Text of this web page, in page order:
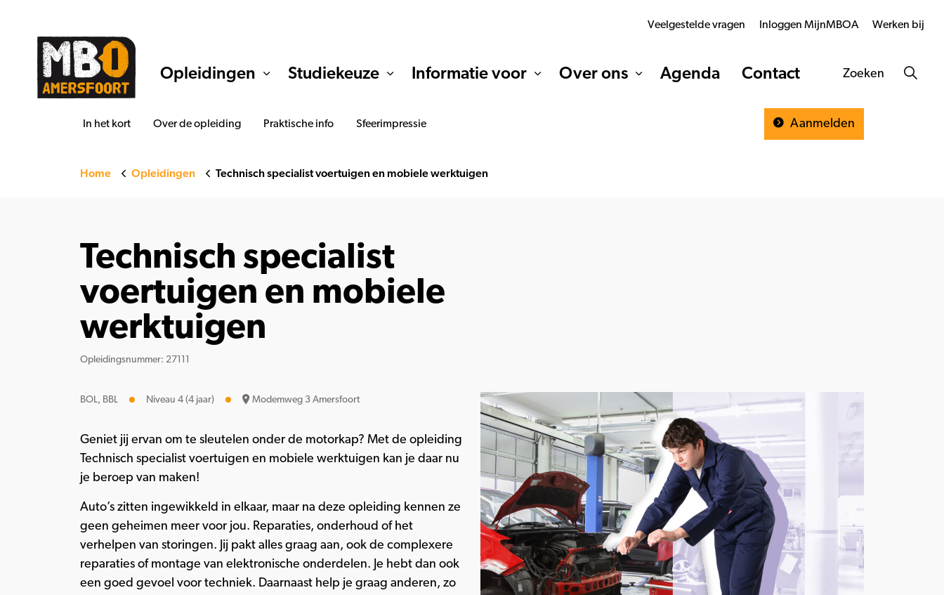
Opleidingen Studiekeuze Informatie voor Over ons Agenda Contact
Veelgestelde vragen Inloggen MijnMBOA Werken bij
Zoeken
In het kort Over de opleiding Praktische info Sfeerimpressie Aanmelden
Home Opleidingen Technisch specialist voertuigen en mobiele werktuigen
Technisch specialist
voertuigen en mobiele
werktuigen
Opleidingsnummer: 27111
BOL, BBL Niveau 4 (4 jaar) Modemweg 3 Amersfoort
Geniet jij ervan om te sleutelen onder de motorkap? Met de opleiding
Technisch specialist voertuigen en mobiele werktuigen kan je daar nu
je beroep van maken!
Auto’s zitten ingewikkeld in elkaar, maar na deze opleiding kennen ze
geen geheimen meer voor jou. Reparaties, onderhoud of het
verhelpen van storingen. Jij pakt alles graag aan, ook de complexere
reparaties of montage van elektronische onderdelen. Je hebt dan ook
een goed gevoel voor techniek. Daarnaast help je graag anderen, zo